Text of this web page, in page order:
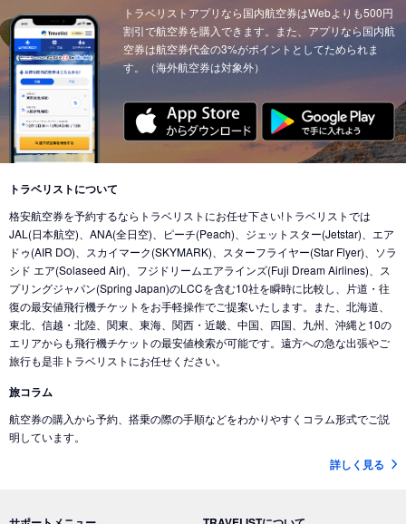
東京 (東京国際空港(羽田)) → サンフランシスコ (アメリカ)
東京 (東京国際空港(羽田))→ニューヨーク (アメリカ)
東京 (東京国際空港(羽田))→クアラルンプール (マレーシア)
東京 (東京国際空港(羽田))→ウィーン (オーストリア)
東京 (東京国際空港(羽田))→バンクーバー (カナダ)
東京 (東京国際空港(羽田)) → シカゴ (アメリカ)
東京 (東京国際空港(羽田))
東京 (東京国際空港(羽田))→ ロサンゼルス (アメリカ)
東京 (東京国際空港(羽田))→ ミネアポリス (アメリカ)
東京 (東京国際空港(羽田))→ トロント (カナダ)
東京 (東京国際空港(羽田))→コナ-ハワイ島 (ハワイ)
東京 (成田国際空港)→イスタンブール (トルコ)
東京 (成田国際空港)→ウィーン (オーストリア)
東京 (成田国際空港) チューリッヒ (スイス)
東京 (成田国際空港)→カイロ（エジプト） (エジプト)
東京 (成田国際空港) →北京 (中国) 東京 (成田国際空港)→香港 (香港)
東京 (成田国際空港)→デリー (インド)
東京 (東京国際空港(羽田))
東京 (成田国際空港) → ドバイ (アラブ首長国)
東京 (東京国際空港(羽田))→ジャカルタ (インドネシア)
東京 (成田国際空港) → バリ島 (インドネシア)
東京 (成田国際空港) →ナンディ（フィジー） (フィジー)
東京 (成田国際空港) →クアラルンプール (マレーシア)
東京 (成田国際空港)→コタキナバル (マレーシア)
東京 (東京国際空港(羽田))
東京 (成田国際空港)→ヌメア (ニューカレドニア)
トラベリストアプリなら国内航空券はWebよりも500円
割引で航空券を購入できます。また、アプリなら国内航
空券は航空券代金の3%がポイントとしてためられま
す。（海外航空券は対象外）
トラベリストについて
格安航空券を予約するならトラベリストにお任せ下さい!トラベリストでは
JAL(日本航空)、ANA(全日空)、ピーチ(Peach)、ジェットスター(Jetstar)、エア
ドゥ(AIR DO)、スカイマーク(SKYMARK)、スターフライヤー(Star Flyer)、ソラ
シド エア(Solaseed Air)、フジドリームエアラインズ(Fuji Dream Airlines)、ス
プリングジャパン(Spring Japan)のLCCを含む10社を瞬時に比較し、片道・往
復の最安値飛行機チケットをお手軽操作でご提案いたします。また、北海道、
東北、信越・北陸、関東、東海、関西・近畿、中国、四国、九州、沖縄と10の
エリアからも飛行機チケットの最安値検索が可能です。遠方への急な出張やご
旅行も是非トラベリストにお任せください。
旅コラム
航空券の購入から予約、搭乗の際の手順などをわかりやすくコラム形式でご説
明しています。
詳しく見る